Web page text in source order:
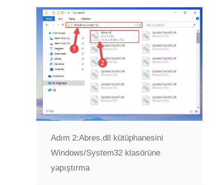
Adım 2:Abres.dll kütüphanesini
Windows/System32 klasörüne
yapıştırma